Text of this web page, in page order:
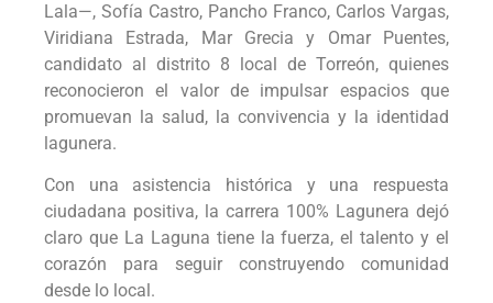
Lala—, Sofía Castro, Pancho Franco, Carlos Vargas,
Viridiana Estrada, Mar Grecia y Omar Puentes,
candidato al distrito 8 local de Torreón, quienes
reconocieron el valor de impulsar espacios que
promuevan la salud, la convivencia y la identidad
lagunera.
Con una asistencia histórica y una respuesta
ciudadana positiva, la carrera 100% Lagunera dejó
claro que La Laguna tiene la fuerza, el talento y el
corazón para seguir construyendo comunidad
desde lo local.